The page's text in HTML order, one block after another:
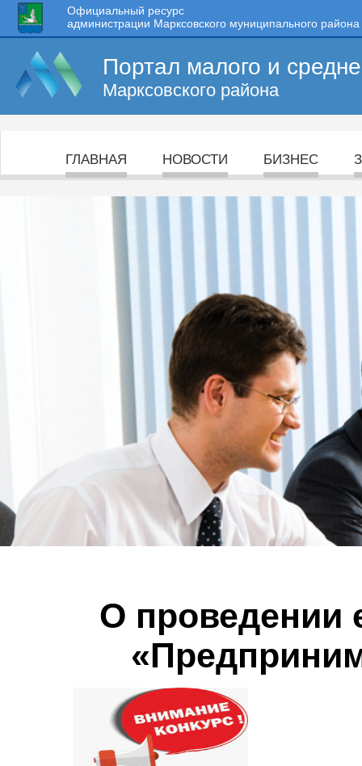
Официальный ресурс
администрации Марксовского муниципального района
Портал малого и
Марксовского района
ГЛАВНАЯ НОВОСТИ БИЗНЕС
О проведении